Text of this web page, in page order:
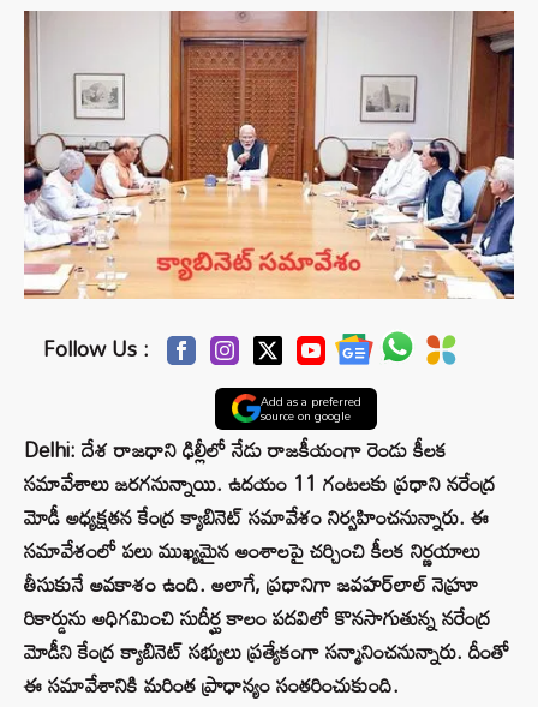
Follow Us :
Add as a preferred
source on google
Delhi: దేశ రాజధాని ఢిల్లీలో నేడు రాజకీయంగా రెండు కీలక
సమావేశాలు జరగనున్నాయి. ఉదయం 11 గంటలకు ప్రధాని నరేంద్ర
మోడీ అధ్యక్షతన కేంద్ర క్యాబినెట్ సమావేశం నిర్వహించనున్నారు. ఈ
సమావేశంలో పలు ముఖ్యమైన అంశాలపై చర్చించి కీలక నిర్ణయాలు
తీసుకునే అవకాశం ఉంది. అలాగే, ప్రధానిగా జవహర్‌లాల్ నెహ్రూ
రికార్డును అధిగమించి సుదీర్ఘ కాలం పదవిలో కొనసాగుతున్న నరేంద్ర
మోడీని కేంద్ర క్యాబినెట్ సభ్యులు ప్రత్యేకంగా సన్మానించనున్నారు. దీంతో
ఈ సమావేశానికి మరింత ప్రాధాన్యం సంతరించుకుంది.